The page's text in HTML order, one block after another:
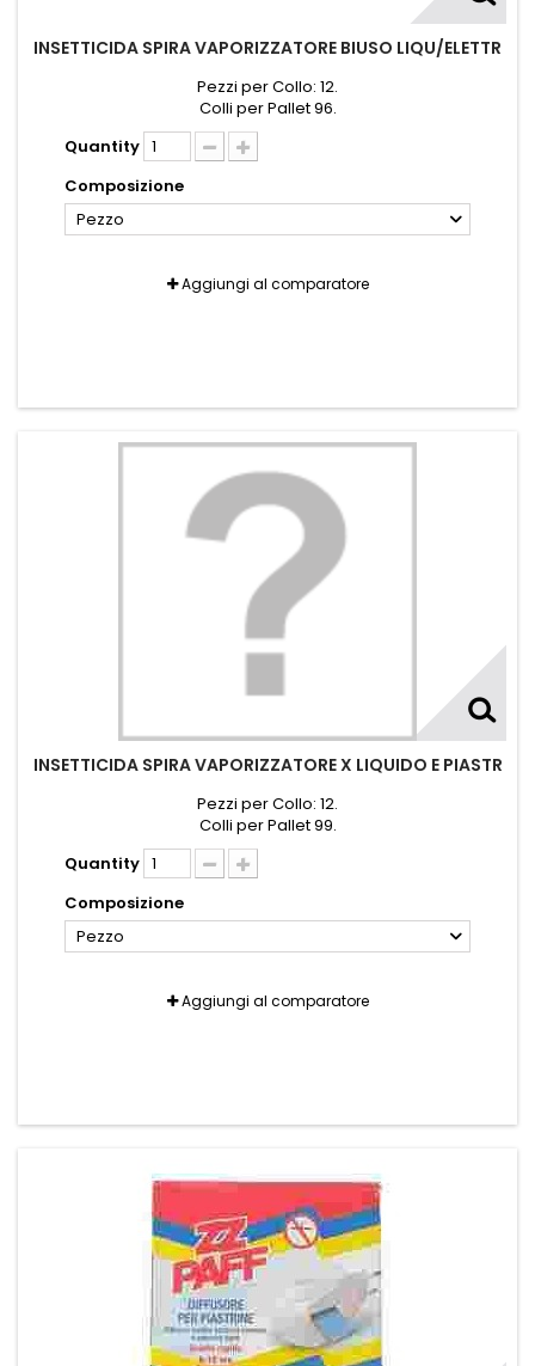
INSETTICIDA SPIRA VAPORIZZATORE BIUSO LIQU/ELETTR
Pezzi per Collo: 12.
Colli per Pallet 96.
Quantity
Composizione
Pezzo
Aggiungi al comparatore
INSETTICIDA SPIRA VAPORIZZATORE X LIQUIDO E PIASTR
Pezzi per Collo: 12.
Colli per Pallet 99.
Quantity
Composizione
Pezzo
Aggiungi al comparatore